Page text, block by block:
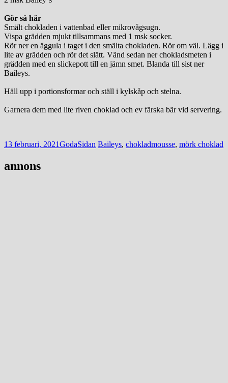
Gör så här
Smält chokladen i vattenbad eller mikrovågsugn.
Vispa grädden mjukt tillsammans med 1 msk socker.
Rör ner en äggula i taget i den smälta chokladen. Rör om väl. Lägg i
lite av grädden och rör det slätt. Vänd sedan ner chokladsmeten i
grädden med en slickepott till en jämn smet. Blanda till sist ner
Baileys.
Häll upp i portionsformar och ställ i kylskåp och stelna.
Garnera dem med lite riven choklad och ev färska bär vid servering.
13 februari, 2021GodaSidan Baileys, chokladmousse, mörk choklad
navigation
annons